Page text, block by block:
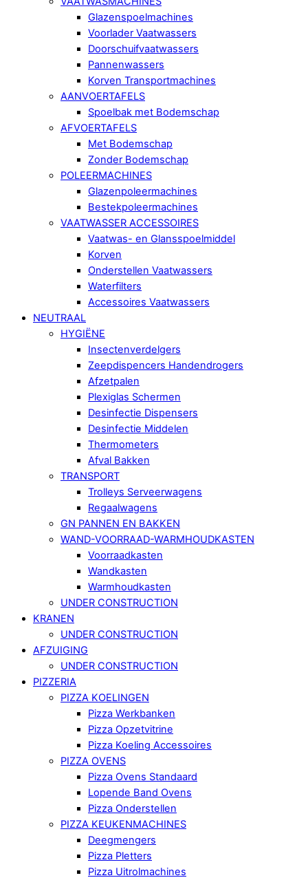
Glazenspoelmachines
Voorlader Vaatwassers
Doorschuifvaatwassers
Pannenwassers
Korven Transportmachines
AANVOERTAFELS
Spoelbak met Bodemschap
AFVOERTAFELS
Met Bodemschap
Zonder Bodemschap
POLEERMACHINES
Glazenpoleermachines
Bestekpoleermachines
VAATWASSER ACCESSOIRES
Vaatwas- en Glansspoelmiddel
Korven
Onderstellen Vaatwassers
Waterfilters
Accessoires Vaatwassers
NEUTRAAL
HYGIËNE
Insectenverdelgers
Zeepdispencers Handendrogers
Afzetpalen
Plexiglas Schermen
Desinfectie Dispensers
Desinfectie Middelen
Thermometers
Afval Bakken
TRANSPORT
Trolleys Serveerwagens
Regaalwagens
GN PANNEN EN BAKKEN
WAND-VOORRAAD-WARMHOUDKASTEN
Voorraadkasten
Wandkasten
Warmhoudkasten
UNDER CONSTRUCTION
KRANEN
UNDER CONSTRUCTION
AFZUIGING
UNDER CONSTRUCTION
PIZZERIA
PIZZA KOELINGEN
Pizza Werkbanken
Pizza Opzetvitrine
Pizza Koeling Accessoires
PIZZA OVENS
Pizza Ovens Standaard
Lopende Band Ovens
Pizza Onderstellen
PIZZA KEUKENMACHINES
Deegmengers
Pizza Pletters
Pizza Uitrolmachines